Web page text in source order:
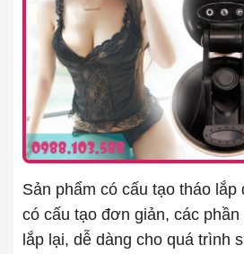
Sản phẩm có cấu tạo tháo
có cấu tạo đơn giản, các
lắp lại, dễ dàng cho quá trình